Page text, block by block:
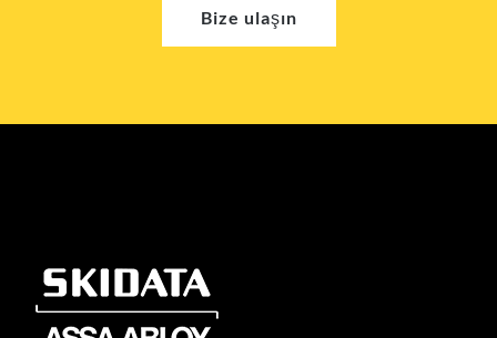
Bize ulaşın